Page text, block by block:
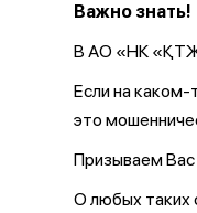
Важно знать!
В АО «НК
Если на
это
Призываем Вас
О любых таких